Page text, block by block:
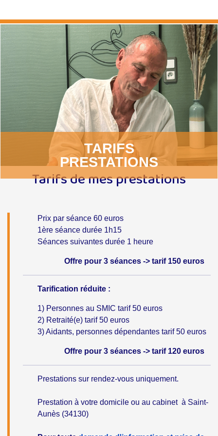
Tarifs de mes prestations
TARIFS
PRESTATIONS
Tarifs de mes prestations
Prix par séance 60 euros
1ère séance durée 1h15
Séances suivantes durée 1 heure
Offre pour 3 séances -> tarif 150 euros
Tarification réduite :
1) Personnes au SMIC tarif 50 euros
2) Retraité(e) tarif 50 euros
3) Aidants, personnes dépendantes tarif 50 euros
Offre pour 3 séances -> tarif 120 euros
Prestations sur rendez-vous uniquement.
Prestation à votre domicile ou au cabinet à Saint-
Aunès (34130)